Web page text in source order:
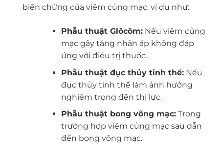
biến chứng của viêm củng mạc, ví dụ như:
Phẫu thuật Glôcôm:Nếu viêm củng
mạc gây tăng nhãn áp không đáp
ứng với điều trị thuốc.
Phẫu thuật đục thủy tinh thể:Nếu
đục thủy tinh thể làm ảnh hưởng
nghiêm trọng đến thị lực.
Phẫu thuật bong võng mạc:Trong
trường hợp viêm củng mạc sau dẫn
đến bong võng mạc.